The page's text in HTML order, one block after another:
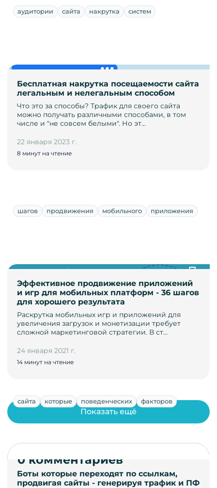
аудитории сайта накрутка систем
Бесплатная накрутка посещаемости сайта
легальным и нелегальным способом
Что это за способы? Трафик для своего сайта
можно получать различными способами, в том
числе и "не совсем белыми". Но эт…
22 января 2023 г.
8 минут на чтение
шагов продвижения мобильного приложения
Эффективное продвижение приложений
и игр для мобильных платформ - 36 шагов
для хорошего результата
Раскрутка мобильных игр и приложений для
увеличения загрузок и монетизации требует
сложной маркетинговой стратегии. В ст…
24 января 2021 г.
14 минут на чтение
сайта которые поведенческих факторов
Боты которые переходят по ссылкам,
продвигая сайты - генерируя трафик и ПФ
Показать ещё
0 комментариев